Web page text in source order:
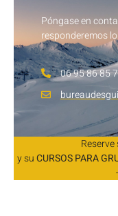
Póngase en
responderemos
06 95 86 85
Reserve
y suCURSOS PARA